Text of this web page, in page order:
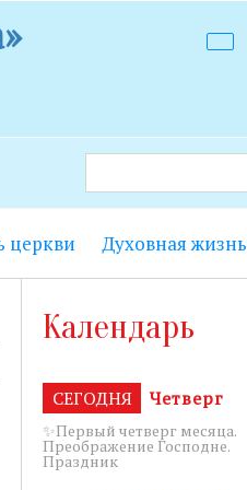
церкви Духовная жизнь
Календарь
СЕГОДНЯ Четверг
✨Первый четверг месяца.
Преображение Господне.
Праздник
с